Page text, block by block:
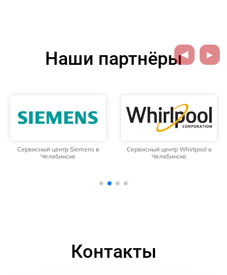
Наши партнёры
Сервисный центр Siemens в
Челябинске
Сервисный центр Whirlpool в
Челябинске
Контакты